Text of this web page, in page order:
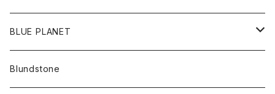
パンツ
アウター
カーディガン
アクセサリー
BLUE PLANET
サングラス
Blundstone